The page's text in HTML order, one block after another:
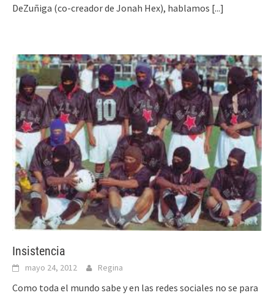
DeZuñiga (co-creador de Jonah Hex), hablamos [...]
Insistencia
mayo 24, 2012 Regina
Como toda el mundo sabe y en las redes sociales no se para